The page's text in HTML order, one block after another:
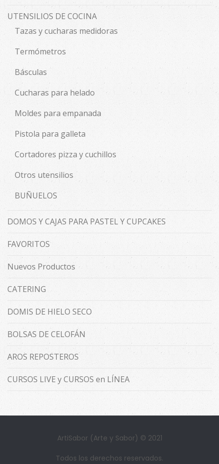
UTENSILIOS DE COCINA
Tazas y cucharas medidoras
Termómetros
Básculas
Cucharas para helado
Moldes para empanada
Pistola para galleta
Cortadores pizza y cuchillos
Otros utensilios
BUÑUELOS
DOMOS Y CAJAS PARA PASTEL Y CUPCAKES
FAVORITOS
Nuevos Productos
CATERING
DOMIS DE HIELO SECO
BOLSAS DE CELOFÁN
AROS REPOSTEROS
CURSOS LIVE y CURSOS en LÍNEA
ArtiSabor (Arte y Sabor) © 2021
Todos los derechos reservados.